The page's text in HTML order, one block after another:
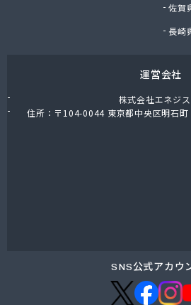
東上ガス株式会社 那須営業所
栃木液化ガス株式会社
栃木県プロパンガス商業協同組
栃木石油株式会社 本社
日東瓦斯株式会社 南河内営業
日本ガス株式会社 宇都宮営業
佐賀
長崎
運営会社
株式会社エネジ
住所：〒104-0044 東京都中央区明石
SNS公式アカウ